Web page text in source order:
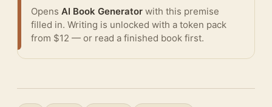
Opens AI Book Generator with this premise
filled in. Writing is unlocked with a token pack
from $12 — or read a finished book first.